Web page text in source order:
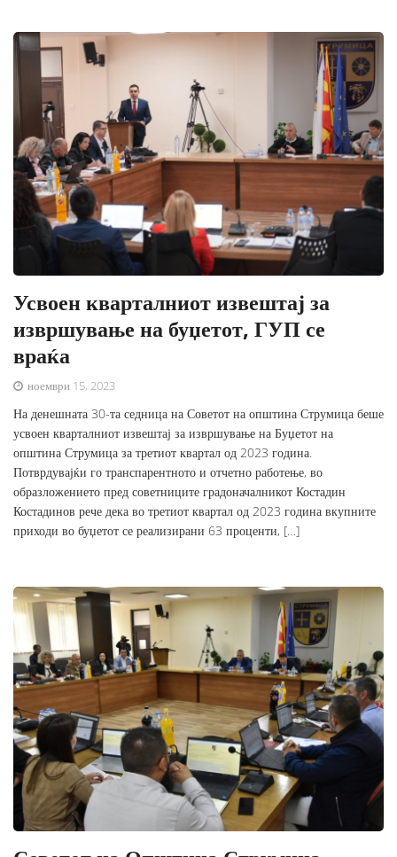
Усвоен кварталниот извештај за
извршување на буџетот, ГУП се
враќа
ноември 15, 2023
На денешната 30-та седница на Советот на општина Струмица беше
усвоен кварталниот извештај за извршување на Буџетот на
општина Струмица за третиот квартал од 2023 година.
Потврдувајќи го транспарентното и отчетно работење, во
образложението пред советниците градоначалникот Костадин
Костадинов рече дека во третиот квартал од 2023 година вкупните
приходи во буџетот се реализирани 63 проценти, […]